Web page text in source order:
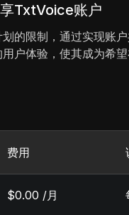
TxtVoice账户
的限制，通过实现账
户体验，使其成为希
费用
$0.00 /月